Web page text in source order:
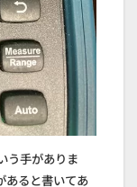
う手がありま
あると書いてあ